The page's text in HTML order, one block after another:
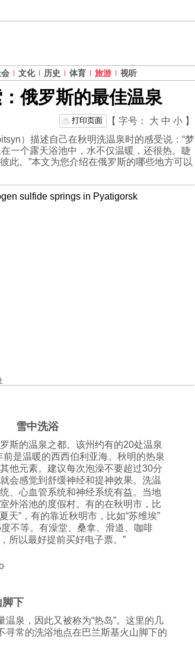
文化 历史 体育 旅游 视听
俄罗斯的最佳温泉
【 字号： 大 中 小 】
打印页面
）描述自己在秋明洗温泉时的感受说：“梦
一个露天浴池中，水不仅温暖，还很热。睫
此。”本文为您介绍在俄罗斯的哪些地方可以
雪中洗浴
斯的温泉之都。该州约有的20处温泉
是温暖的西西伯利亚海。秋明的热泉
他元素。建议每次泡澡不要超过30分
会感觉到舒缓神经和提神效果。洗温
、心血管系统和神经系统有益。当地
外浴池的度假村。有的在秋明市，比
天”，有的靠近秋明市，比如“苏维埃”
度不等。有澡堂、桑拿、滑道、咖啡
所以最好提前买好电子票。”
脚下
泉，因此又被称为“热岛”。这里的几
寻常的洗浴地点在巴兰斯基火山脚下的